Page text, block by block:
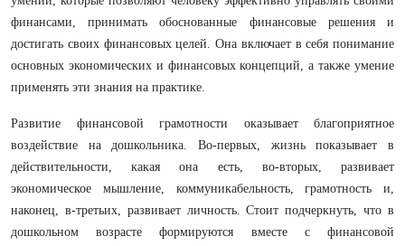
финансами, принимать обоснованные финансовые решения и
достигать своих финансовых целей. Она включает в себя понимание
основных экономических и финансовых концепций, а также умение
применять эти знания на практике.
Развитие финансовой грамотности оказывает благоприятное
воздействие на дошкольника. Во-первых, жизнь показывает в
действительности, какая она есть, во-вторых, развивает
экономическое мышление, коммуникабельность, грамотность и,
наконец, в-третьих, развивает личность. Стоит подчеркнуть, что в
дошкольном возрасте формируются вместе с финансовой